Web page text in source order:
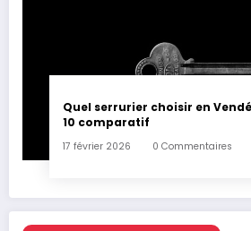
Quel serrurier choisir en
10 comparatif
17 février 2026 0 Commentaires